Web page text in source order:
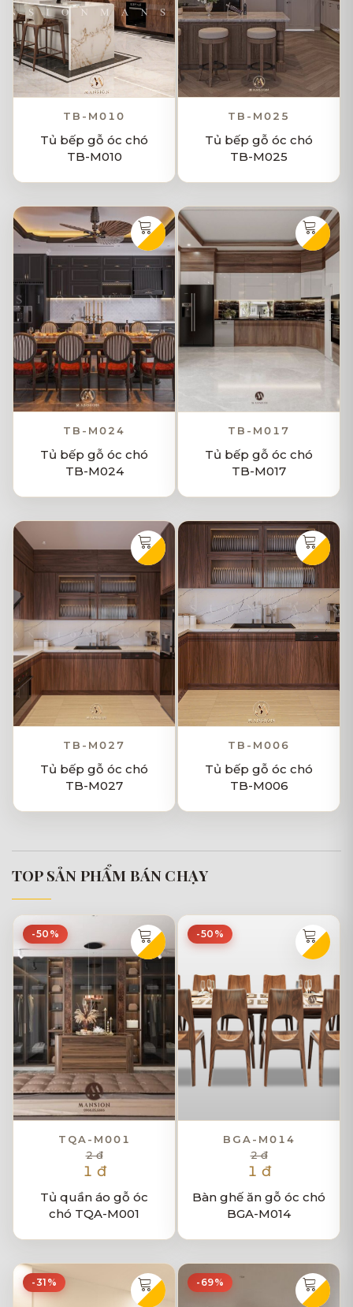
TB-M010
Tủ bếp gỗ óc chó
TB-M010
TB-M025
Tủ bếp gỗ óc chó
TB-M025
TB-M024
Tủ bếp gỗ óc chó
TB-M024
TB-M017
Tủ bếp gỗ óc chó
TB-M017
TB-M027
Tủ bếp gỗ óc chó
TB-M027
TB-M006
Tủ bếp gỗ óc chó
TB-M006
TOP SẢN PHẨM BÁN CHẠY
-50%
TQA-M001
2 đ
1 đ
Tủ quần áo gỗ óc
chó TQA-M001
-50%
BGA-M014
2 đ
1 đ
Bàn ghế ăn gỗ óc chó
BGA-M014
-31% -69%